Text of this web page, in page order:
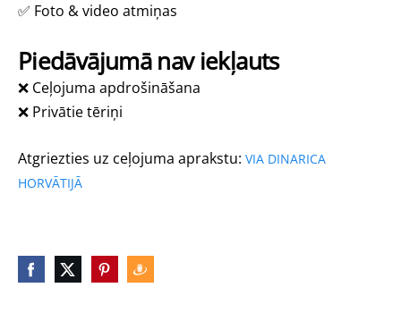
✅ Foto & video atmiņas
Piedāvājumā nav iekļauts
❌ Ceļojuma apdrošināšana
❌ Privātie tēriņi
Atgriezties uz ceļojuma aprakstu: VIA DINARICA
HORVĀTIJĀ